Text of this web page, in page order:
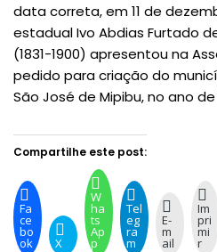
data correta, em 11 de
estadual Ivo Abdias Furtado
(1831-1900) apresentou na
pedido para criação do
São José de Mipibu, no ano de
Compartilhe este post:
Fa
ce
bo
ok X
W
ha
ts
Ap
p
Tel
eg
ra
m
E-
m
ail
Im
pri
mi
r